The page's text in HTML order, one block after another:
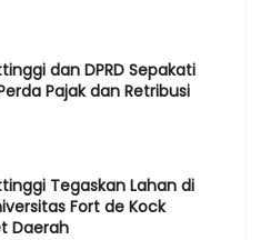
dan DPRD Sepakati
Pajak dan Retribusi
Tegaskan Lahan di
Fort de Kock
Daerah